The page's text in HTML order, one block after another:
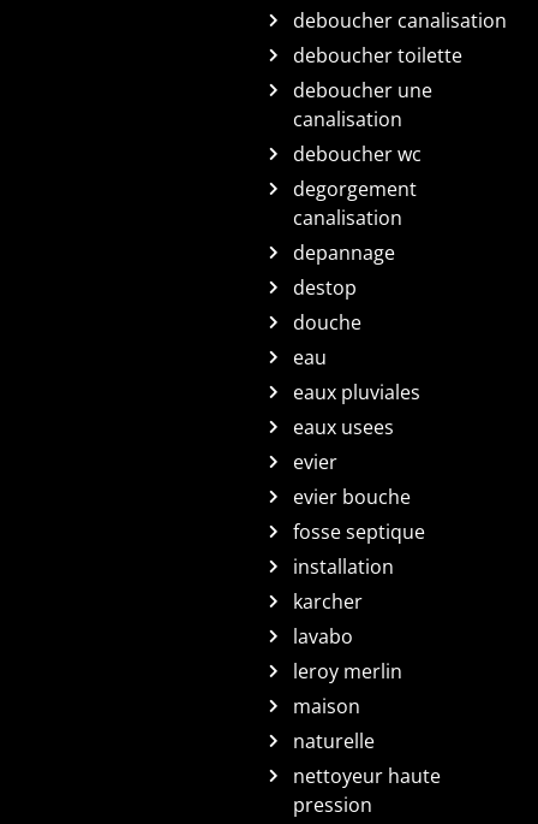
deboucher canalisation
deboucher toilette
deboucher une
canalisation
deboucher wc
degorgement
canalisation
depannage
destop
douche
eau
eaux pluviales
eaux usees
evier
evier bouche
fosse septique
installation
karcher
lavabo
leroy merlin
maison
naturelle
nettoyeur haute
pression